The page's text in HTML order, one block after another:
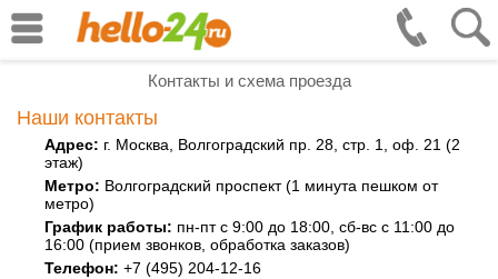
Контакты и схема проезда
Наши контакты
Адрес: г. Москва, Волгоградский пр. 28, стр. 1, оф. 21 (2
этаж)
Метро: Волгоградский проспект (1 минута пешком от
метро)
График работы: пн-пт с 9:00 до 18:00, сб-вс с 11:00 до
16:00 (прием звонков, обработка заказов)
Телефон: +7 (495) 204-12-16